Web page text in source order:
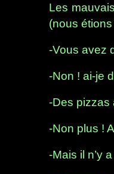
Les
(nous
-Vous avez
-Non ! ai-je
-Des pizzas
-Non plus !
-Mais il n’y